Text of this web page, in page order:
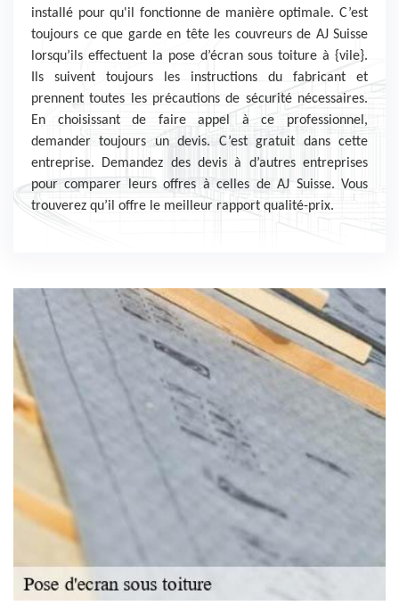
installé pour qu'il fonctionne de manière optimale. C’est
toujours ce que garde en tête les couvreurs de AJ Suisse
lorsqu’ils effectuent la pose d’écran sous toiture à {vile}.
Ils suivent toujours les instructions du fabricant et
prennent toutes les précautions de sécurité nécessaires.
En choisissant de faire appel à ce professionnel,
demander toujours un devis. C’est gratuit dans cette
entreprise. Demandez des devis à d’autres entreprises
pour comparer leurs offres à celles de AJ Suisse. Vous
trouverez qu’il offre le meilleur rapport qualité-prix.